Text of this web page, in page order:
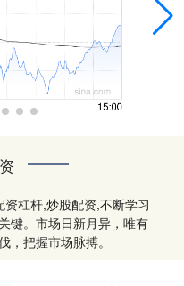
杠杆,炒股配资,不断学习
键。市场日新月异，唯有
，把握市场脉搏。